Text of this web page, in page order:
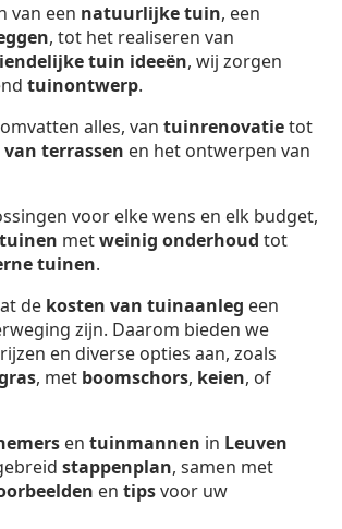
van een natuurlijke tuin, een
, tot het realiseren van
tuin ideeën, wij zorgen
tuinontwerp.
alles, van tuinrenovatietot
terrassen en het ontwerpen van
voor elke wens en elk budget,
metweinig onderhoud tot
tuinen.
de kosten van tuinaanleg een
zijn. Daarom bieden we
en diverse opties aan, zoals
, met boomschors, keien, of
en tuinmannen in Leuven
stappenplan, samen met
en tipsvoor uw